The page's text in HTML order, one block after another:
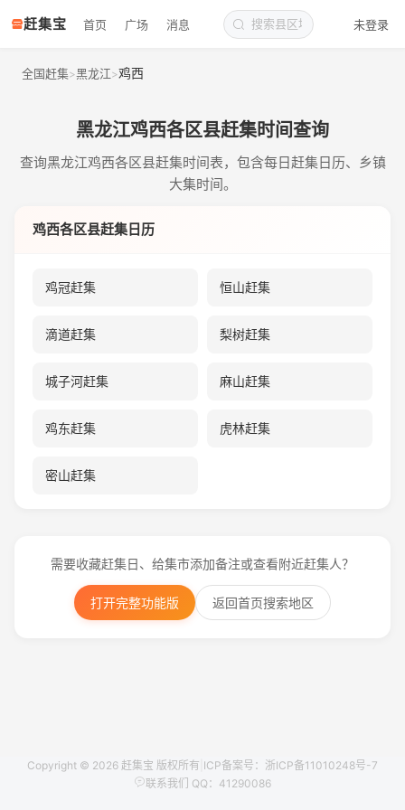
赶集宝 首页 广场 消息 未登录
全国赶集>黑龙江>鸡西
黑龙江鸡西各区县赶集时间查询
查询黑龙江鸡西各区县赶集时间表，包含每日赶集日历、乡镇
大集时间。
鸡西各区县赶集日历
鸡冠赶集 恒山赶集
滴道赶集 梨树赶集
城子河赶集 麻山赶集
鸡东赶集 虎林赶集
密山赶集
需要收藏赶集日、给集市添加备注或查看附近赶集人？
打开完整功能版 返回首页搜索地区
Copyright © 2026 赶集宝 版权所有 ICP备案号：浙ICP备11010248号-7
联系我们 QQ：41290086